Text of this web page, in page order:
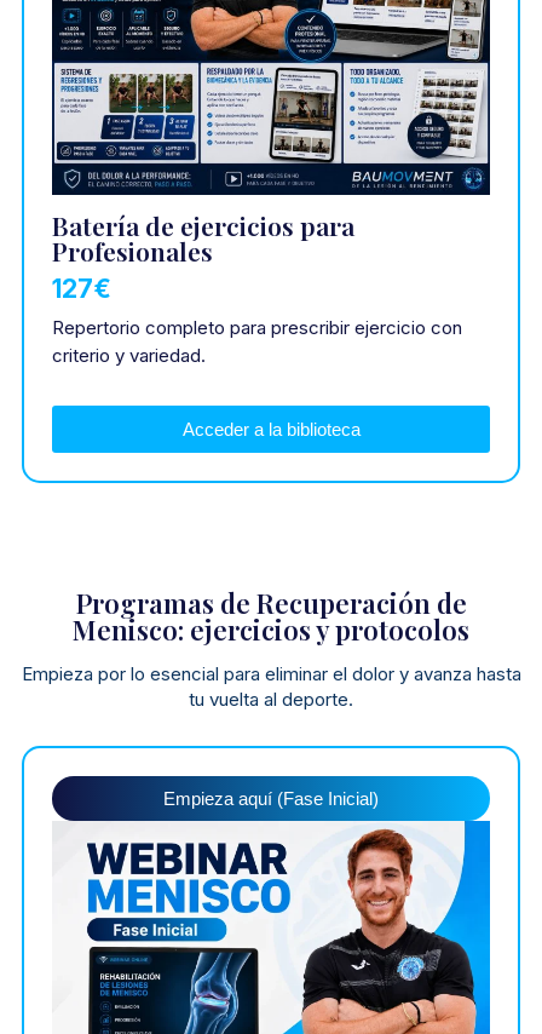
Batería de ejercicios para
Profesionales
127€
Repertorio completo para prescribir ejercicio con
criterio y variedad.
Acceder a la biblioteca
Programas de Recuperación de
Menisco: ejercicios y protocolos
Empieza por lo esencial para eliminar el dolor y avanza hasta
tu vuelta al deporte.
Empieza aquí (Fase Inicial)